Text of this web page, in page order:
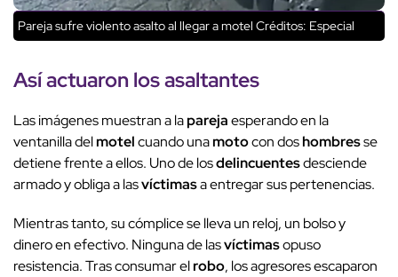
Pareja sufre violento asalto al llegar a motel Créditos: Especial
Así actuaron losasaltantes
Las imágenes muestran a laparejaesperando en la
ventanilla delmotelcuando unamotocon doshombresse
detiene frente a ellos. Uno de losdelincuentesdesciende
armado y obliga a lasvíctimasa entregar sus pertenencias.
Mientras tanto, su cómplice se lleva un reloj, un bolso y
dinero en efectivo. Ninguna de lasvíctimasopuso
resistencia. Tras consumar elrobo, los agresores escaparon